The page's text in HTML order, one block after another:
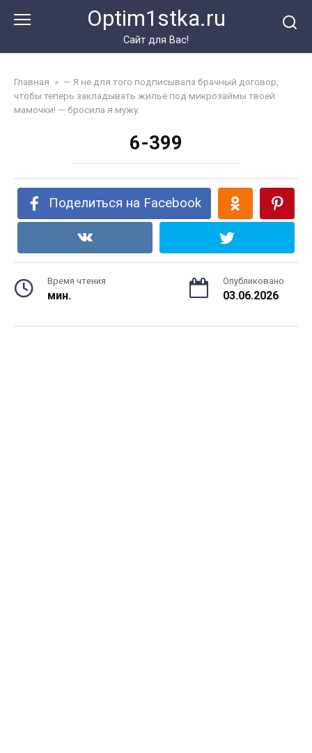
Optim1stka.ru
Сайт для Вас!
Главная » — Я не для того подписывала брачный договор,
чтобы теперь закладывать жильё под микрозаймы твоей
мамочки! — бросила я мужу.
6-399
Поделиться на Facebook
Время чтения
мин.
Опубликовано
03.06.2026